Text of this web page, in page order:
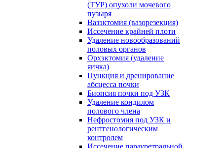
(ТУР) опухоли мочевого
пузыря
Вазэктомия (вазорезекция)
Иссечение крайней плоти
Удаление новообразований
половых органов
Орхэктомия (удаление
яичка)
Пункция и дренирование
абсцесса почки
Биопсия почки под УЗК
Удаление кондилом
полового члена
Нефростомия под УЗК и
рентгенологическим
контролем
Иссечение парауретральной